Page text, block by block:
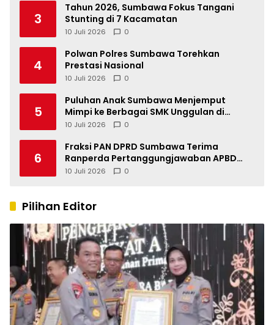
3
Tahun 2026, Sumbawa Fokus Tangani
Stunting di 7 Kacamatan
10 Juli 2026 0
4
Polwan Polres Sumbawa Torehkan
Prestasi Nasional
10 Juli 2026 0
5
Puluhan Anak Sumbawa Menjemput
Mimpi ke Berbagai SMK Unggulan di
Indonesia
10 Juli 2026 0
6
Fraksi PAN DPRD Sumbawa Terima
Ranperda Pertanggungjawaban APBD
2025, Soroti SILPA Rp201,68 Miliar dan
10 Juli 2026 0
Pilihan Editor